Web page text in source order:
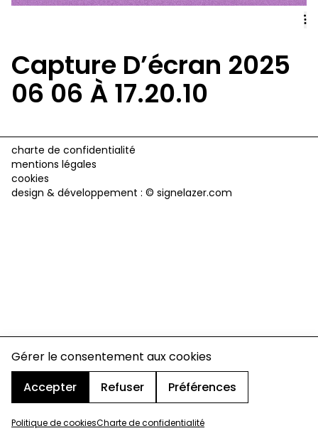
Gérer le consentement aux cookies
Accepter
Refuser Préférences
Politique de cookiesCharte de confidentialité
A
Capture D’écran 2025
06 06 À 17.20.10
charte de confidentialité
mentions légales
cookies
design & développement : © signelazer.com